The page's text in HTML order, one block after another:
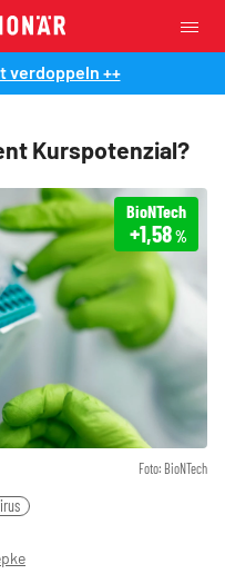
verdoppeln ++
Kurspotenzial?
Foto: BioNTech
BioNTech
+1,58%